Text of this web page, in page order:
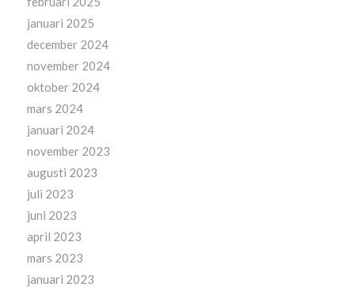
januari 2025
december 2024
november 2024
oktober 2024
mars 2024
januari 2024
november 2023
augusti 2023
juli 2023
juni 2023
april 2023
mars 2023
januari 2023